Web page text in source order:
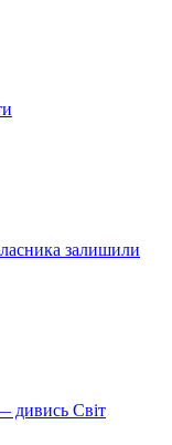
залишили
дивись Світ